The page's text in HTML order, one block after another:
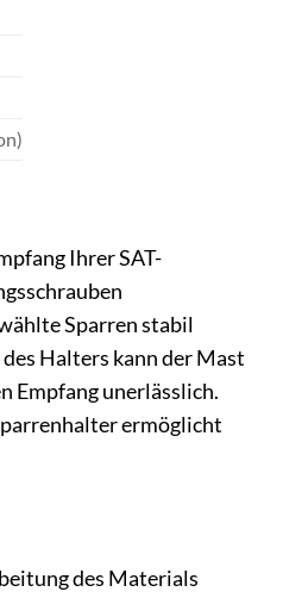
Ihrer SAT-
Sparren stabil
Halters kann der Mast
Empfang unerlässlich.
ermöglicht
des Materials